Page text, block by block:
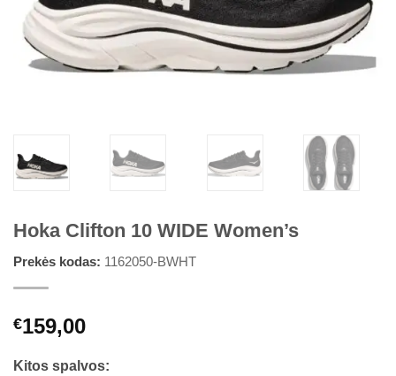
Hoka Clifton 10 WIDE Women’s
Prekės kodas: 1162050-BWHT
€159,00
Kitos spalvos: